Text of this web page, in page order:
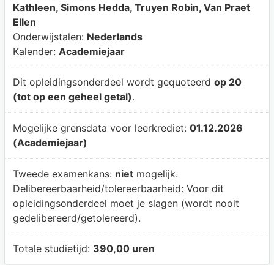
Kathleen, Simons Hedda, Truyen Robin, Van Praet
Ellen
Onderwijstalen: Nederlands
Kalender: Academiejaar
Dit opleidingsonderdeel wordt gequoteerd op 20
(tot op een geheel getal).
Mogelijke grensdata voor leerkrediet: 01.12.2026
(Academiejaar)
Tweede examenkans: nietmogelijk.
Delibereerbaarheid/tolereerbaarheid: Voor dit
opleidingsonderdeel moet je slagen (wordt nooit
gedelibereerd/getolereerd).
Totale studietijd: 390,00 uren